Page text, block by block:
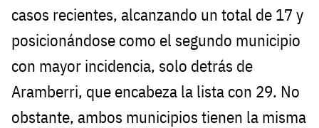
casos recientes, alcanzando un total de 17 y
posicionándose como el segundo municipio
con mayor incidencia, solo detrás de
Aramberri, que encabeza la lista con 29. No
obstante, ambos municipios tienen la misma